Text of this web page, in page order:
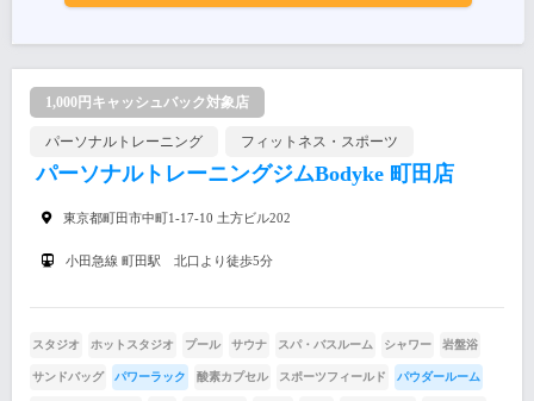
1,000円キャッシュバック対象店
パーソナルトレーニング フィットネス・スポーツ
パーソナルトレーニングジムBodyke 町田店
東京都町田市中町1-17-10 土方ビル202
小田急線 町田駅 北口より徒歩5分
スタジオ ホットスタジオ プール サウナ スパ・バスルーム シャワー 岩盤浴
サンドバッグ パワーラック 酸素カプセル スポーツフィールド パウダールーム